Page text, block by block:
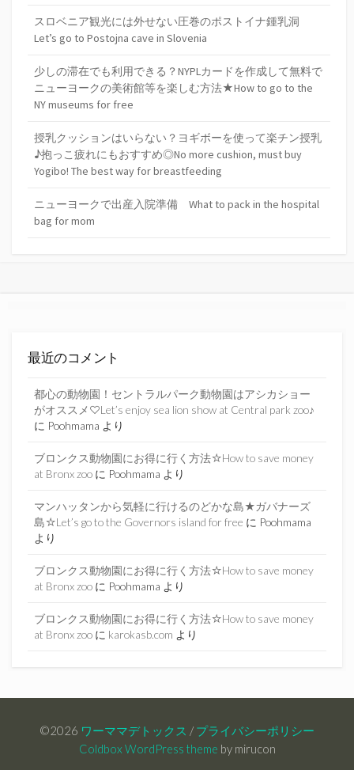
スロベニア観光には外せない圧巻のポストイナ鍾乳洞
Let’s go to Postojna cave in Slovenia
少しの滞在でも利用できる？NYPLカードを作成して無料で
ニューヨークの美術館等を楽しむ方法★How to go to the
NY museums for free
授乳クッションはいらない？ヨギボーを使って楽チン授乳
♪抱っこ疲れにもおすすめ◎No more cushion, must buy
Yogibo! The best way for breastfeeding
ニューヨークで出産入院準備 What to pack in the hospital
bag for mom
最近のコメント
都心の動物園！セントラルパーク動物園はアシカショー
がオススメ♡Let’s enjoy sea lion show at Central park zoo♪
に Poohmama より
ブロンクス動物園にお得に行く方法☆How to save money
at Bronx zoo に Poohmama より
マンハッタンから気軽に行けるのどかな島★ガバナーズ
島☆Let’s go to the Governors island for free に Poohmama
より
ブロンクス動物園にお得に行く方法☆How to save money
at Bronx zoo に Poohmama より
ブロンクス動物園にお得に行く方法☆How to save money
at Bronx zoo に karokasb.com より
©2026 ワーママデトックス / プライバシーポリシー
Coldbox WordPress theme by mirucon